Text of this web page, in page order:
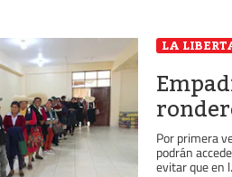
LA
Por primera
podrán
evitar que en